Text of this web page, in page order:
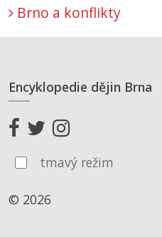
Brno a konflikty
Encyklopedie dějin Brna
tmavý režim
© 2026